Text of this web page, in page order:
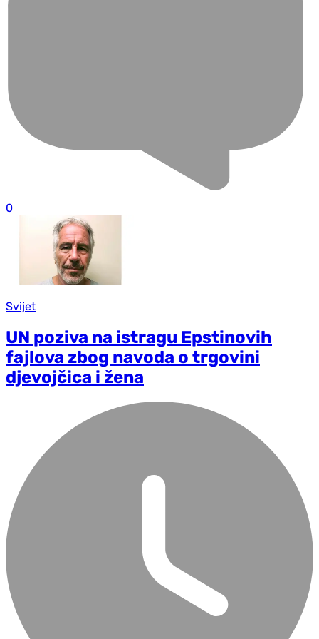
0
Svijet
UN poziva na istragu Epstinovih
fajlova zbog navoda o trgovini
djevojčica i žena